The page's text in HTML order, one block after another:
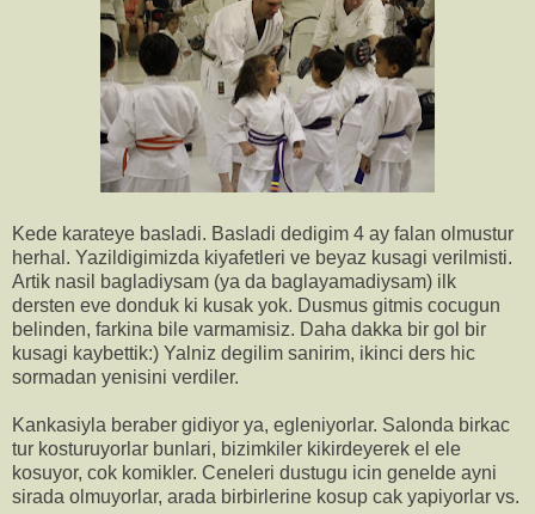
Kede karateye basladi. Basladi dedigim 4 ay falan olmustur
herhal. Yazildigimizda kiyafetleri ve beyaz kusagi verilmisti.
Artik nasil bagladiysam (ya da baglayamadiysam) ilk
dersten eve donduk ki kusak yok. Dusmus gitmis cocugun
belinden, farkina bile varmamisiz. Daha dakka bir gol bir
kusagi kaybettik:) Yalniz degilim sanirim, ikinci ders hic
sormadan yenisini verdiler.
Kankasiyla beraber gidiyor ya, egleniyorlar. Salonda birkac
tur kosturuyorlar bunlari, bizimkiler kikirdeyerek el ele
kosuyor, cok komikler. Ceneleri dustugu icin genelde ayni
sirada olmuyorlar, arada birbirlerine kosup cak yapiyorlar vs.